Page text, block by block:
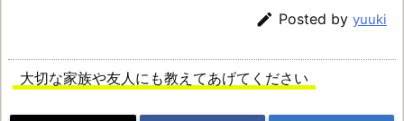
 Posted by yuuki
大切な家族や友人にも教えてあげてください